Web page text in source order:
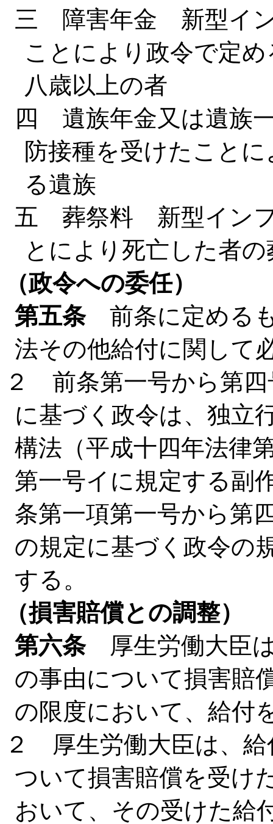
三 障害年金 新型イン
ことにより政令で定
八歳以上の者
四 遺族年金又は遺族
防接種を受けたこと
る遺族
五 葬祭料 新型インフ
とにより死亡した者
（政令への委任）
第五条前条に定めるも
法その他給付に関して
２ 前条第一号から第四
に基づく政令は、独立
構法（平成十四年法律
第一号イに規定する副
条第一項第一号から第
の規定に基づく政令の
する。
（損害賠償との調整）
第六条厚生労働大臣は
の事由について損害賠
の限度において、給付
２ 厚生労働大臣は、給
ついて損害賠償を受け
おいて、その受けた給